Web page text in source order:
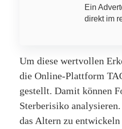
Ein
direkt im
Um diese wertvollen
die Online-Plattform
gestellt. Damit können
Sterberisiko
das Altern zu